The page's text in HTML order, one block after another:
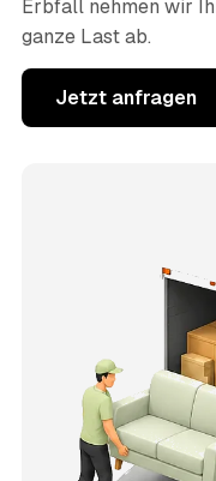
Erbfall nehmen wir
ganze Last ab.
Jetzt anfragen